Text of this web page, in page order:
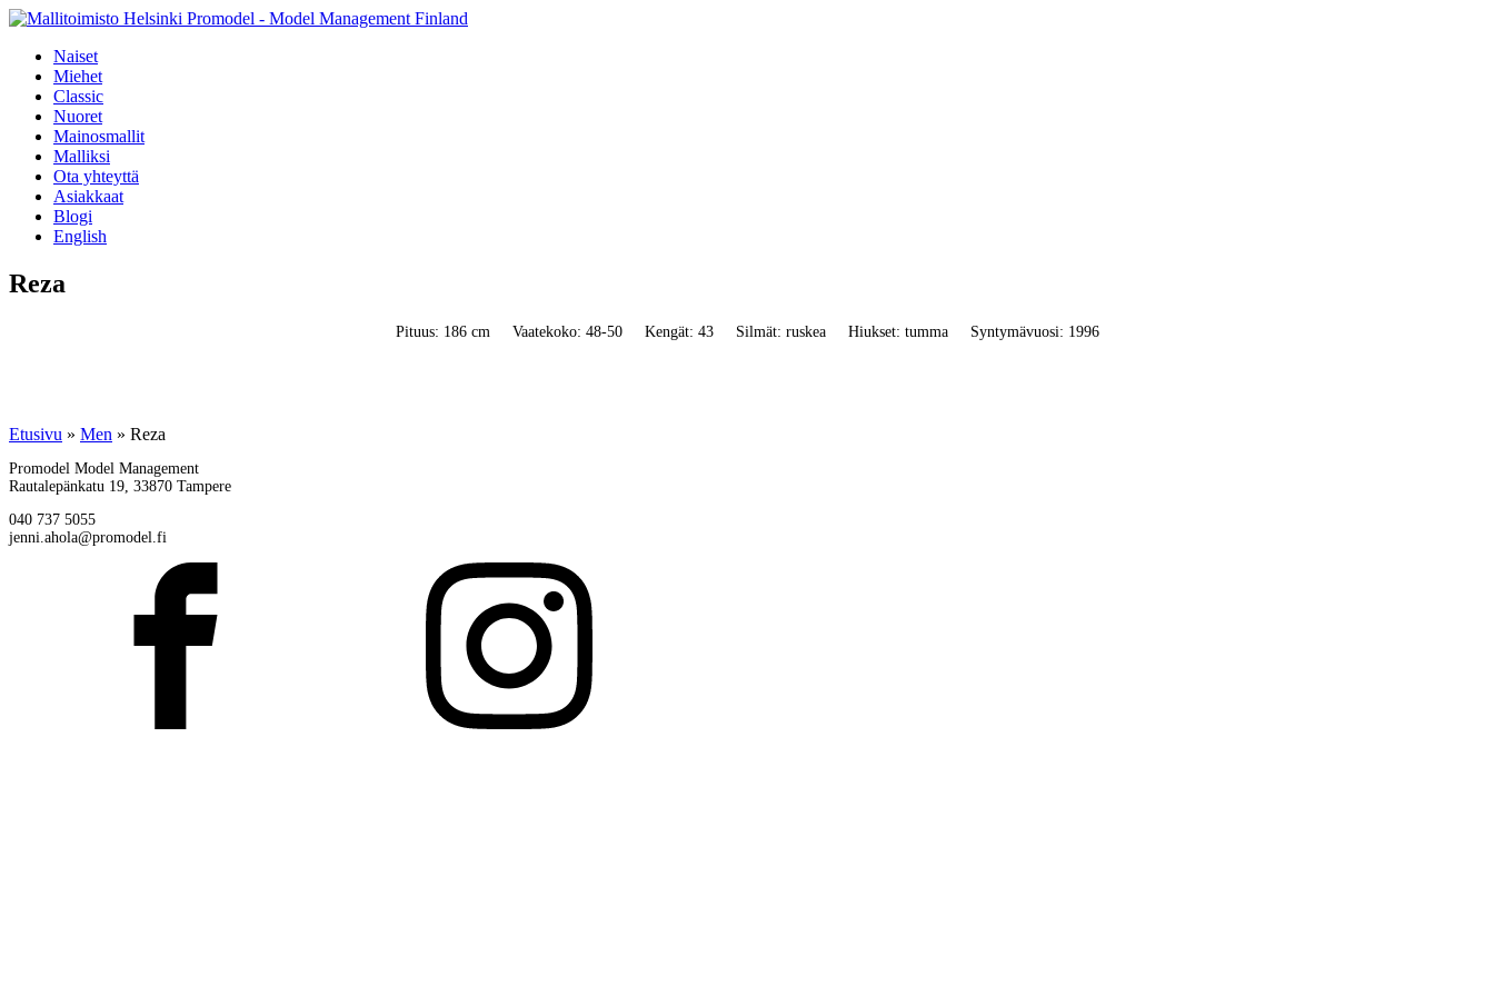
Naiset
Miehet
Classic
Nuoret
Mainosmallit
Malliksi
Ota yhteyttä
Asiakkaat
Blogi
English
Reza
Pituus: 186 cm Vaatekoko: 48-50 Kengät: 43 Silmät: ruskea Hiukset: tumma Syntymävuosi: 1996
Etusivu » Men » Reza
Promodel Model Management
Rautalepänkatu 19, 33870 Tampere
040 737 5055
jenni.ahola@promodel.fi